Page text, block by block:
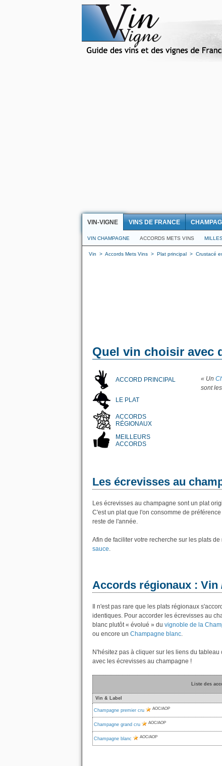
VIN-VIGNE VINS DE FRANCE
VIN CHAMPAGNE ACCORDS METS VINS
Vin > Accords Mets Vins > Plat principal > Crustacé
Quel vin choisir avec
ACCORD PRINCIPAL
LE PLAT
ACCORDS
RÉGIONAUX
MEILLEURS
ACCORDS
« Un
sont
Les écrevisses au
Les écrevisses au champagne sont un plat
C'est un plat que l'on consomme de
reste de l'année.
Afin de faciliter votre recherche sur les plats
sauce.
Accords régionaux : Vin
Il n'est pas rare que les plats régionaux
identiques. Pour accorder les écrevisses au
blanc plutôt « évolué » du vignoble de la
ou encore un Champagne blanc.
N'hésitez pas à cliquer sur les liens du
avec les écrevisses au champagne !
Liste des
Vin & Label
Champagne premier cru AOC/AOP
Champagne grand cru AOC/AOP
Champagne blanc AOC/AOP